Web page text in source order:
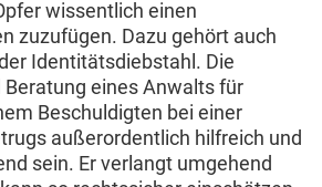
wissentlich einen
zuzufügen. Dazu gehört auch
Identitätsdiebstahl. Die
eines Anwalts für
Beschuldigten bei einer
außerordentlich hilfreich und
sein. Er verlangt umgehend